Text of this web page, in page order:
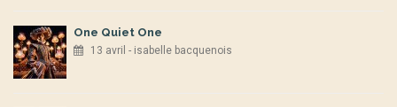
One Quiet One
13 avril - isabelle bacquenois